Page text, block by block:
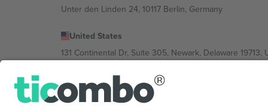
Unter den Linden 24, 10117 Berlin, Germany
United States
131 Continental Dr, Suite 305, Newark, Delaware 19713,
Bulgaria
Regus Sofia City West, bul Totleben 53-55, 1606 Sofia,